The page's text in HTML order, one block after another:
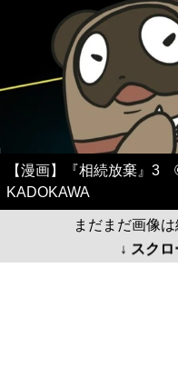
【漫画】『相続放棄』3
KADOKAWA
まだまだ画像
↓ スク